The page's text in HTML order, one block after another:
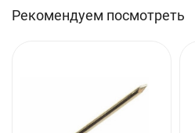
Рекомендуем посмотреть